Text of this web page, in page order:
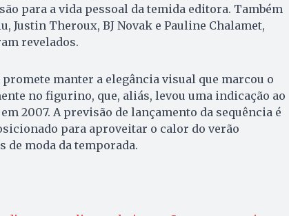
para a vida pessoal da temida editora. Também
Justin Theroux, BJ Novak e Pauline Chalamet,
revelados.
manter a elegância visual que marcou o
no figurino, que, aliás, levou uma indicação ao
2007. A previsão de lançamento da sequência é
para aproveitar o calor do verão
de moda da temporada.